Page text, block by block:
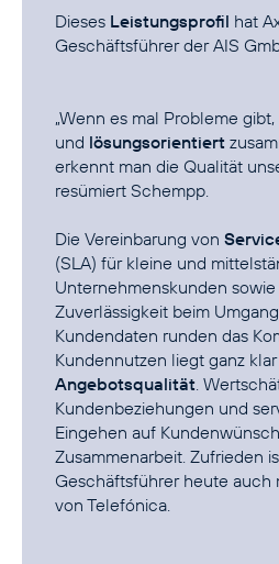
Dieses Leistungsprofil hat
Geschäftsführer der AIS
„Wenn es mal Probleme
und lösungsorientiert
erkennt man die Qualität
resümiert Schempp.
Die Vereinbarung von
(SLA) für kleine und
Unternehmenskunden
Zuverlässigkeit beim
Kundendaten runden das
Kundennutzen liegt ganz
Angebotsqualität .
Kundenbeziehungen und
Eingehen auf
Zusammenarbeit. Zufrieden
Geschäftsführer heute auch
von Telefónica.